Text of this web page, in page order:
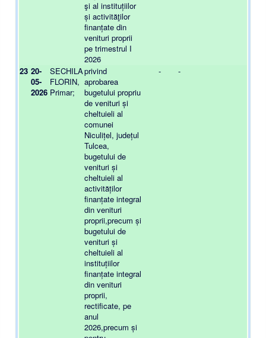
şi al instituțiilor
și activităţilor
finanțate din
venituri proprii
pe trimestrul I
2026
23 20-
05-
2026
SECHILA
FLORIN,
Primar;
privind
aprobarea
bugetului propriu
de venituri și
cheltuieli al
comunei
Niculițel, județul
Tulcea,
bugetului de
venituri și
cheltuieli al
activităților
finanțate integral
din venituri
proprii,precum și
bugetului de
venituri și
cheltuieli al
instituțiilor
finanțate integral
din venituri
proprii,
rectificate, pe
anul
2026,precum și
- -